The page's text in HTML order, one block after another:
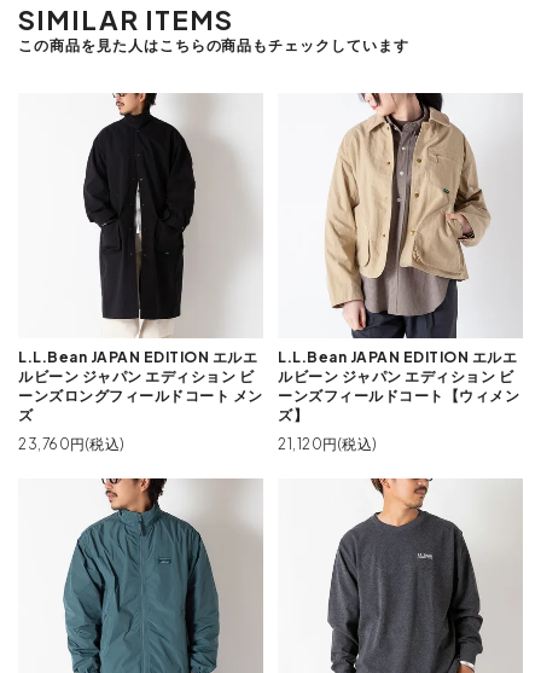
SIMILAR ITEMS
この商品を見た人はこちらの商品もチェックしています
L.L.Bean JAPAN EDITION エルエ
ルビーン ジャパン エディション ビ
ーンズロングフィールドコート メン
ズ
23,760円(税込)
L.L.Bean JAPAN EDITION エルエ
ルビーン ジャパン エディション ビ
ーンズフィールドコート【ウィメン
ズ】
21,120円(税込)